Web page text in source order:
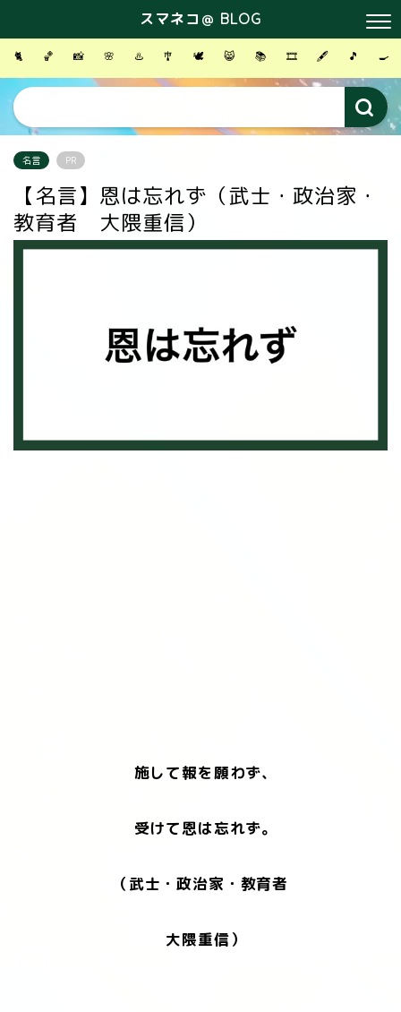
スマネコ＠ BLOG
🐈 🏀 📸 🌸 ♨️ 🎐 🕊 😸 📚 🎞 🖋 🎵 🍳
名言 PR
【名言】恩は忘れず（武士・政治家・
教育者 大隈重信）
施して報を願わず、
受けて恩は忘れず。
（武士・政治家・教育者
大隈重信）